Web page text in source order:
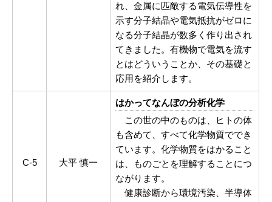
れ、金属に匹敵する電気伝導性を
示す分子結晶や電気抵抗がゼロに
なる分子結晶が数多く作り出され
てきました。有機物で電気を流す
とはどういうことか、その基礎と
応用を紹介します。
C-5 大平 慎一
はかってなんぼの分析化学
この世の中のものは、ヒトの体
も含めて、すべて化学物質ででき
ています。化学物質をはかること
は、ものごとを理解することにつ
ながります。
健康診断から環境汚染、半導体